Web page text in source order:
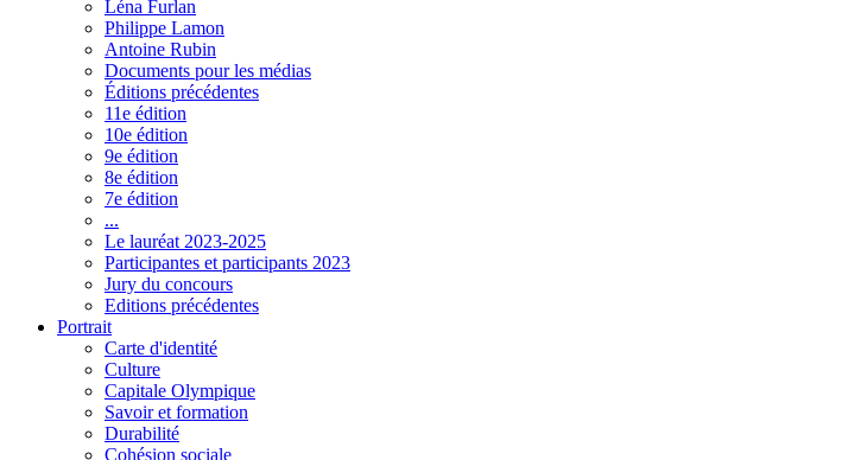
Léna Furlan
Philippe Lamon
Antoine Rubin
Documents pour les médias
Éditions précédentes
11e édition
10e édition
9e édition
8e édition
7e édition
...
Le lauréat 2023-2025
Participantes et participants 2023
Jury du concours
Editions précédentes
Portrait
Carte d'identité
Culture
Capitale Olympique
Savoir et formation
Durabilité
Cohésion sociale